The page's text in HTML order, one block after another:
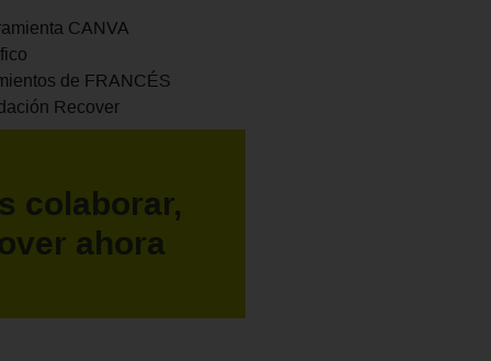
CANVA
de FRANCÉS
Recover
colaborar,
ahora